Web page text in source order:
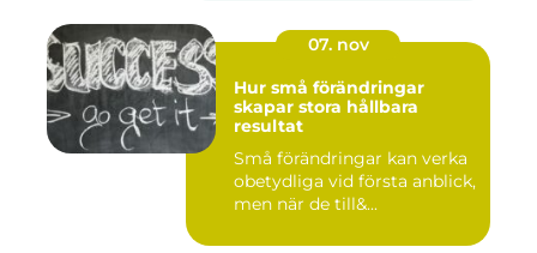
07. nov
Hur små förändringar
skapar stora hållbara
resultat
Små förändringar kan verka
obetydliga vid första anblick,
men när de till&...